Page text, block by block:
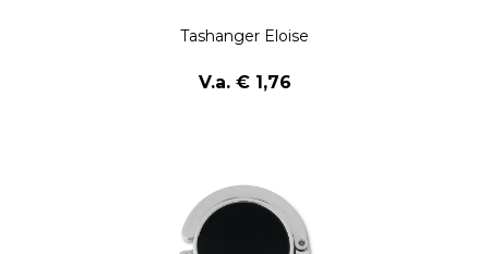
Tashanger Eloise
V.a. € 1,76